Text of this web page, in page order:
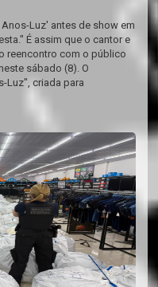
Luz' antes de show em
É assim que o cantor e
reencontro com o público
sábado (8). O
Luz", criada para